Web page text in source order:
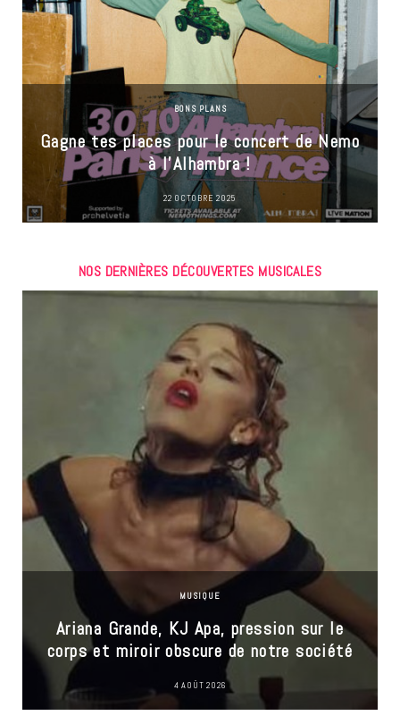
BONS PLANS
Gagne tes places pour le concert de Nemo
à l’Alhambra !
22 OCTOBRE 2025
NOS DERNIÈRES DÉCOUVERTES MUSICALES
MUSIQUE
Ariana Grande, KJ Apa, pression sur le
corps et miroir obscure de notre société
4 AOÛT 2026